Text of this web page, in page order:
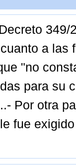
a
"no
para su
Por otra
fue